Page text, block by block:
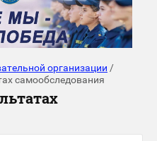
организации /
самообследования